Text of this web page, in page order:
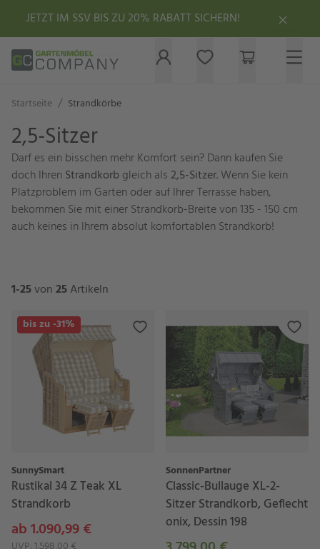
JETZT IM SSV BIS ZU 20% RABATT SICHERN!
Startseite / Strandkörbe
2,5-Sitzer
Darf es ein bisschen mehr Komfort sein? Dann kaufen Sie
doch Ihren Strandkorbgleich als2,5-Sitzer. Wenn Sie kein
Platzproblem im Garten oder auf Ihrer Terrasse haben,
bekommen Sie mit einer Strandkorb-Breite von 135 - 150 cm
auch keines in Ihrem absolut komfortablen Strandkorb!
1-25von25Artikeln
bis zu -31%
SunnySmart
Rustikal 34 Z Teak XL
Strandkorb
ab 1.090,99 €
SonnenPartner
Classic-Bullauge XL-2-
Sitzer Strandkorb, Geflecht
onix, Dessin 198